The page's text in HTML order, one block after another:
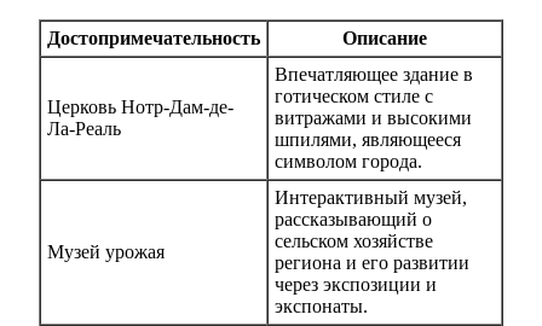
Достопримечательность Описание
Церковь Нотр-Дам-де-
Ла-Реаль
Впечатляющее здание в
готическом стиле с
витражами и высокими
шпилями, являющееся
символом города.
Музей урожая
Интерактивный музей,
рассказывающий о
сельском хозяйстве
региона и его развитии
через экспозиции и
экспонаты.